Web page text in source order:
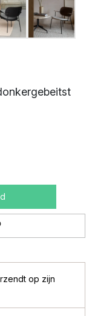
op zijn